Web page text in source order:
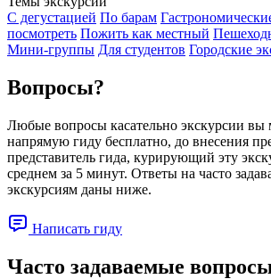
С дегустацией По барам
посмотреть Пожить как местный
Мини-группы Для студентов Городские
Вопросы?
Любые вопросы касательно экскурсии вы
напрямую гиду бесплатно, до внесения
представитель гида, курирующий эту
среднем за 5 минут. Ответы на часто
экскурсиям даны ниже.
Написать гиду
Часто задаваемые